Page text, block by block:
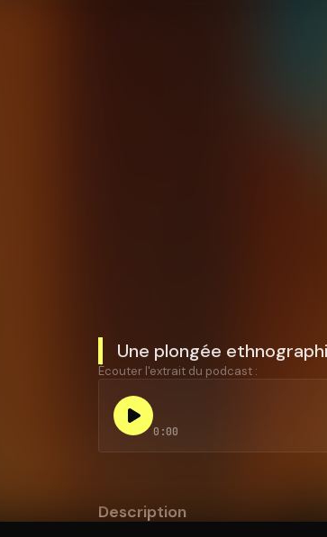
Une plongée
Écouter l'extrait du podcast :
0:00
Description